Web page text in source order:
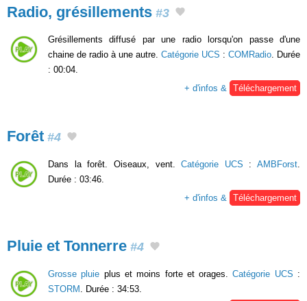
Radio, grésillements #3
Grésillements diffusé par une radio lorsqu'on passe d'une
chaine de radio à une autre. Catégorie UCS : COMRadio. Durée
: 00:04.
+ d'infos & Téléchargement
Forêt #4
Dans la forêt. Oiseaux, vent.Catégorie UCS : AMBForst
Durée : 03:46.
+ d'infos &
Téléchargement
Pluie et Tonnerre #4
Grosse pluie plus et moins forte et orages.Catégorie UCS :
STORM . Durée : 34:53.